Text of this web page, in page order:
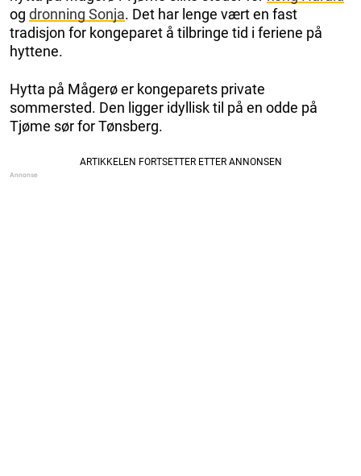
og dronning Sonja. Det har lenge vært en fast
tradisjon for kongeparet å tilbringe tid i feriene på
hyttene.
Hytta på Mågerø er kongeparets private
sommersted. Den ligger idyllisk til på en odde på
Tjøme sør for Tønsberg.